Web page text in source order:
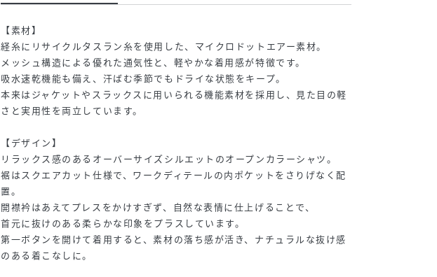
【素材】
経糸にリサイクルタスラン糸を使用した、マイクロドットエアー素材。
メッシュ構造による優れた通気性と、軽やかな着用感が特徴です。
吸水速乾機能も備え、汗ばむ季節でもドライな状態をキープ。
本来はジャケットやスラックスに用いられる機能素材を採用し、見た目の軽
さと実用性を両立しています。
【デザイン】
リラックス感のあるオーバーサイズシルエットのオープンカラーシャツ。
裾はスクエアカット仕様で、ワークディテールの内ポケットをさりげなく配
置。
開襟衿はあえてプレスをかけすぎず、自然な表情に仕上げることで、
首元に抜けのある柔らかな印象をプラスしています。
第一ボタンを開けて着用すると、素材の落ち感が活き、ナチュラルな抜け感
のある着こなしに。